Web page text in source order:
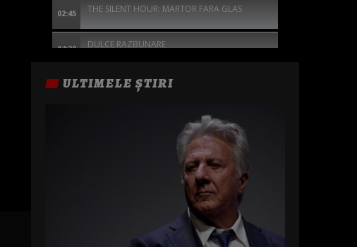
02:45 THE SILENT HOUR: MARTOR FARA GLAS
04:20 DULCE RAZBUNARE
ULTIMELE ȘTIRI